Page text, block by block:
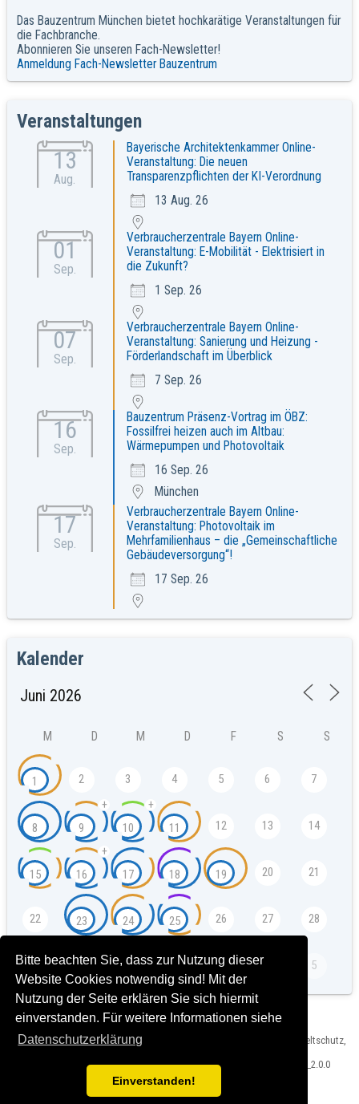
Bitte beachten Sie, dass zur Nutzung dieser
Website Cookies notwendig sind! Mit der
Nutzung der Seite erklären Sie sich hiermit
einverstanden. Für weitere Informationen siehe
Datenschutzerklärung
Einverstanden!
Das Bauzentrum München bietet hochkarätige Veranstaltungen für
die Fachbranche.
Abonnieren Sie unseren Fach-Newsletter!
Anmeldung Fach-Newsletter Bauzentrum
Veranstaltungen
13
Aug.
Bayerische Architektenkammer Online-
Veranstaltung: Die neuen
Transparenzpflichten der KI-Verordnung
13 Aug. 26
01
Sep.
Verbraucherzentrale Bayern Online-
Veranstaltung: E-Mobilität - Elektrisiert in
die Zukunft?
1 Sep. 26
07
Sep.
Verbraucherzentrale Bayern Online-
Veranstaltung: Sanierung und Heizung -
Förderlandschaft im Überblick
7 Sep. 26
16
Sep.
Bauzentrum Präsenz-Vortrag im ÖBZ:
Fossilfrei heizen auch im Altbau:
Wärmepumpen und Photovoltaik
16 Sep. 26
München
17
Sep.
Verbraucherzentrale Bayern Online-
Veranstaltung: Photovoltaik im
Mehrfamilienhaus – die „Gemeinschaftliche
Gebäudeversorgung“!
17 Sep. 26
Kalender
M D M D F S S
1 2 3 4 5 6 7
8 9
+
10
+
11 12 13 14
15 16
+
17 18 19 20 21
22 23 24 25 26 27 28
29 30 1 2 3 5
Herausgeber: Landeshauptstadt München, Referat für Klima- und Umweltschutz,
Version: Veranstaltungskalender Bauzentrum München T2024-03-15_2.0.0